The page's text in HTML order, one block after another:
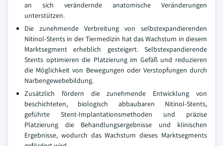
an sich verändernde anatomische Veränderungen
unterstützen.
Die zunehmende Verbreitung von selbstexpandierenden
Nitinol-Stents in der Tiermedizin hat das Wachstum in diesem
Marktsegment erheblich gesteigert. Selbstexpandierende
Stents optimieren die Platzierung im Gefäß und reduzieren
die Möglichkeit von Bewegungen oder Verstopfungen durch
Narbengewebebildung.
Zusätzlich fördern die zunehmende Entwicklung von
beschichteten, biologisch abbaubaren Nitinol-Stents,
geführte Stent-Implantationsmethoden und präzise
Platzierung die Behandlungsergebnisse und klinischen
Ergebnisse, wodurch das Wachstum dieses Marktsegments